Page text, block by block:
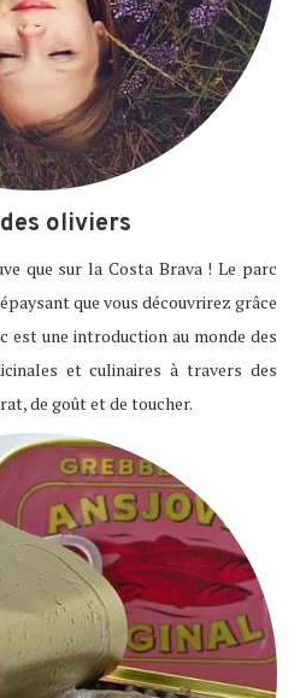
oliviers
que sur la Costa Brava ! Le parc
que vous découvrirez grâce
est une introduction au monde des
et culinaires à travers des
de goût et de toucher.